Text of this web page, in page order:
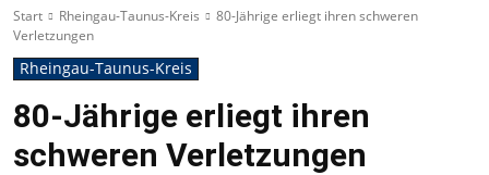
Start Rheingau-Taunus-Kreis
80-Jährige erliegt ihren schweren
Verletzungen
Rheingau-Taunus-Kreis
80-Jährige erliegt ihren
schweren Verletzungen